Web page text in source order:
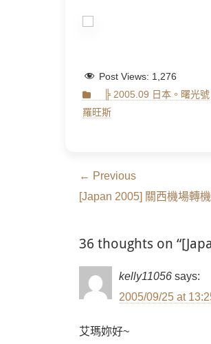
Post Views: 1,276
Categories
╠ 2005.09 日本。曙光號
羅旺斯
文
章
覽
← Previous
Previous
[Japan 2005] 關西機場轉
36 thoughts on
kelly11056 says:
2005/09/25 at
艾瑪妳好~